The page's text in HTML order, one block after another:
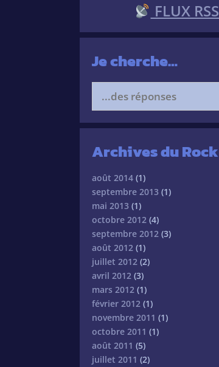
FLUX RSS
Je cherche…
for:
Archives du Rock
août 2014 (1)
septembre 2013 (1)
mai 2013 (1)
octobre 2012 (4)
septembre 2012 (3)
août 2012 (1)
juillet 2012 (2)
avril 2012 (3)
mars 2012 (1)
février 2012 (1)
novembre 2011 (1)
octobre 2011 (1)
août 2011 (5)
juillet 2011 (2)